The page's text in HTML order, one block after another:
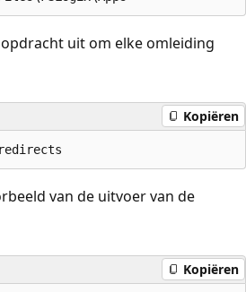
uit om elke omleiding
Kopiëren
van de uitvoer van de
Kopiëren